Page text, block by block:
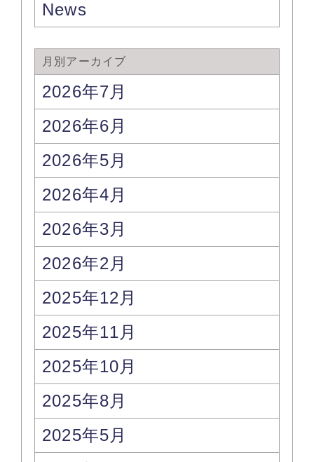
News
月別アーカイブ
2026年7月
2026年6月
2026年5月
2026年4月
2026年3月
2026年2月
2025年12月
2025年11月
2025年10月
2025年8月
2025年5月